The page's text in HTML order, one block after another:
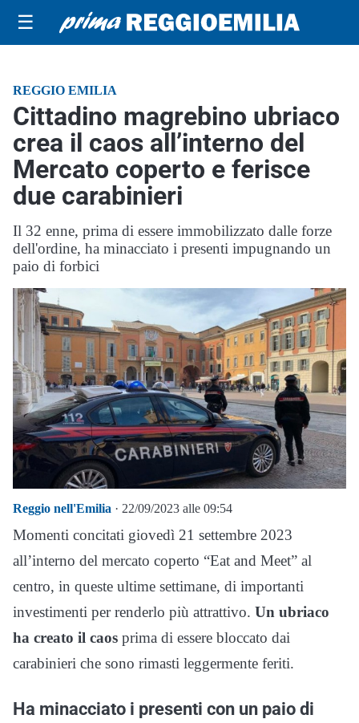
☰
REGGIO EMILIA
Cittadino magrebino ubriaco
crea il caos all’interno del
Mercato coperto e ferisce
due carabinieri
Il 32 enne, prima di essere immobilizzato dalle forze
dell'ordine, ha minacciato i presenti impugnando un
paio di forbici
Reggio nell'Emilia · 22/09/2023 alle 09:54
Momenti concitati giovedì 21 settembre 2023
all’interno del mercato coperto “Eat and Meet” al
centro, in queste ultime settimane, di importanti
investimenti per renderlo più attrattivo. Un ubriaco
ha creato il caos prima di essere bloccato dai
carabinieri che sono rimasti leggermente feriti.
Ha minacciato i presenti con un paio di